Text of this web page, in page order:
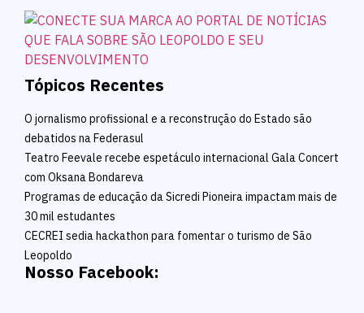
Tópicos Recentes
O jornalismo profissional e a reconstrução do Estado são
debatidos na Federasul
Teatro Feevale recebe espetáculo internacional Gala Concert
com Oksana Bondareva
Programas de educação da Sicredi Pioneira impactam mais de
30 mil estudantes
CECREI sedia hackathon para fomentar o turismo de São
Leopoldo
Nosso Facebook: